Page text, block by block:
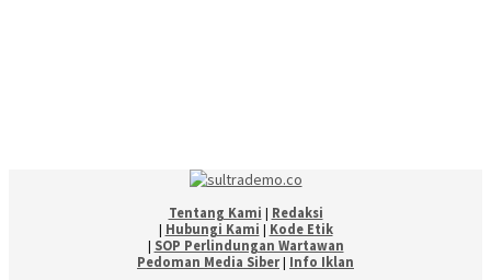
Tentang Kami | Redaksi
| Hubungi Kami | Kode Etik
| SOP Perlindungan Wartawan
Pedoman Media Siber| Info Iklan